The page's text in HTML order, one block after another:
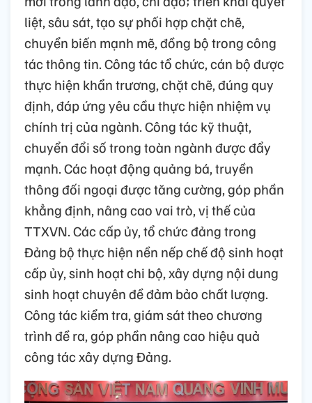
liệt, sâu sát, tạo sự phối hợp chặt chẽ,
chuyển biến mạnh mẽ, đồng bộ trong công
tác thông tin. Công tác tổ chức, cán bộ được
thực hiện khẩn trương, chặt chẽ, đúng quy
định, đáp ứng yêu cầu thực hiện nhiệm vụ
chính trị của ngành. Công tác kỹ thuật,
chuyển đổi số trong toàn ngành được đẩy
mạnh. Các hoạt động quảng bá, truyền
thông đối ngoại được tăng cường, góp phần
khẳng định, nâng cao vai trò, vị thế của
TTXVN. Các cấp ủy, tổ chức đảng trong
Đảng bộ thực hiện nền nếp chế độ sinh hoạt
cấp ủy, sinh hoạt chi bộ, xây dựng nội dung
sinh hoạt chuyên đề đảm bảo chất lượng.
Công tác kiểm tra, giám sát theo chương
trình đề ra, góp phần nâng cao hiệu quả
công tác xây dựng Đảng.